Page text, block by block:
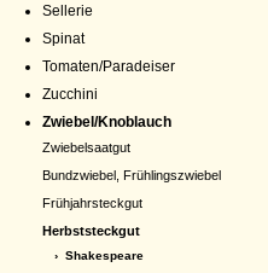
Sellerie
Spinat
Tomaten/Paradeiser
Zucchini
Zwiebel/Knoblauch
Zwiebelsaatgut
Bundzwiebel, Frühlingszwiebel
Frühjahrsteckgut
Herbststeckgut
› Shakespeare